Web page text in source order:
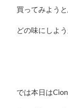
買ってみよう
どの味にしよ
では本日は